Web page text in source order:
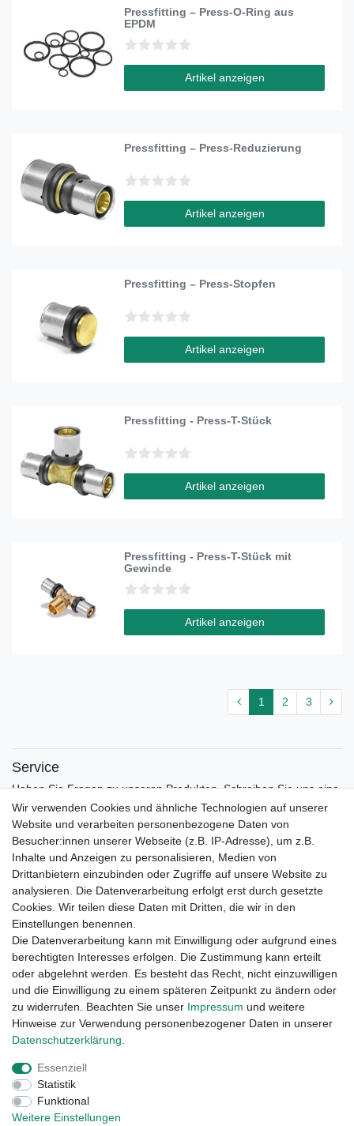
Pressfitting – Press-O-Ring aus
EPDM
Artikel anzeigen
Pressfitting – Press-Reduzierung
Artikel anzeigen
Pressfitting – Press-Stopfen
Artikel anzeigen
Pressfitting - Press-T-Stück
Artikel anzeigen
Pressfitting - Press-T-Stück mit
Gewinde
Artikel anzeigen
1 2 3
Service
Haben Sie Fragen zu unseren Produkten. Schreiben Sie uns eine
Nachricht!
Shop Service
Kontakt
B2B-Shop Übersicht
B2B-Marken-Shop
Versand und Zahlungsbedingungen
Rückgabe / Widerrufsbelehrung
Retouren
AGB
Vertrag widerrufen
Informationen
Datenschutz
Impressum
Klimaneutraler Versand
Wir verschicken klimaneutral mit DPD
Wir verwenden Cookies und ähnliche Technologien auf unserer
Website und verarbeiten personenbezogene Daten von
Besucher:innen unserer Webseite (z.B. IP-Adresse), um z.B.
Inhalte und Anzeigen zu personalisieren, Medien von
Drittanbietern einzubinden oder Zugriffe auf unsere Website zu
analysieren. Die Datenverarbeitung erfolgt erst durch gesetzte
Cookies. Wir teilen diese Daten mit Dritten, die wir in den
Einstellungen benennen.
Die Datenverarbeitung kann mit Einwilligung oder aufgrund eines
berechtigten Interesses erfolgen. Die Zustimmung kann erteilt
oder abgelehnt werden. Es besteht das Recht, nicht einzuwilligen
und die Einwilligung zu einem späteren Zeitpunkt zu ändern oder
zu widerrufen. Beachten Sie unser Impressum und weitere
Hinweise zur Verwendung personenbezogener Daten in unserer
Daten­schutz­erklärung
Essenziell
Statistik
Funktional
Weitere Einstellungen